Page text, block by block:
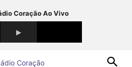
Coração Ao Vivo